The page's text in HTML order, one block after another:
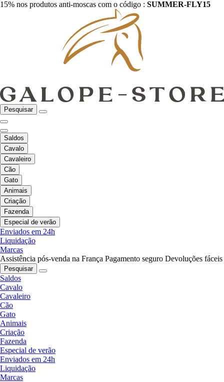
15% nos produtos anti-moscas com o código : SUMMER-FLY15
Pesquisar
Saldos
Cavalo
Cavaleiro
Cão
Gato
Animais
Criação
Fazenda
Especial de verão
Enviados em 24h
Liquidação
Marcas
Assistência pós-venda na França Pagamento seguro Devoluções fáceis
Pesquisar
Saldos
Cavalo
Cavaleiro
Cão
Gato
Animais
Criação
Fazenda
Especial de verão
Enviados em 24h
Liquidação
Marcas